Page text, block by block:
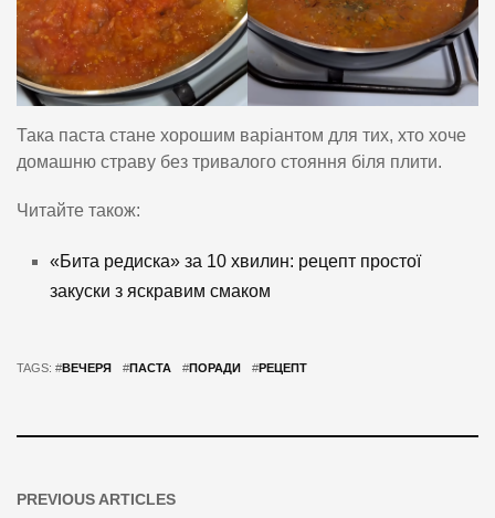
Така паста стане хорошим варіантом для тих, хто хоче
домашню страву без тривалого стояння біля плити.
Читайте також:
«Бита редиска» за 10 хвилин: рецепт простої
закуски з яскравим смаком
TAGS: #ВЕЧЕРЯ #ПАСТА #ПОРАДИ #РЕЦЕПТ
PREVIOUS ARTICLES